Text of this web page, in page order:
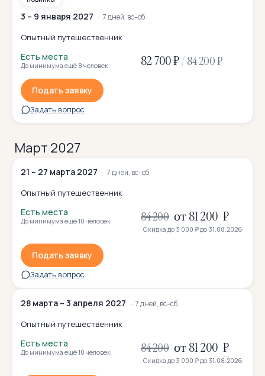
3 – 9 января 2027 7 дней, вс–сб
Опытный путешественник
Есть места
До минимума ещё 8 человек 82 700 ₽/84 200 ₽
Подать заявку
Задать вопрос
Март 2027
21 – 27 марта 2027 7 дней, вс–сб
Опытный путешественник
Есть места
До минимума ещё 10 человек 84 200 от 81 200 ₽
Скидка до 3 000 ₽до 31.08.2026
Подать заявку
Задать вопрос
28 марта – 3 апреля 2027 7 дней, вс–сб
Опытный путешественник
Есть места
До минимума ещё 10 человек 84 200 от 81 200 ₽
Скидка до 3 000 ₽до 31.08.2026